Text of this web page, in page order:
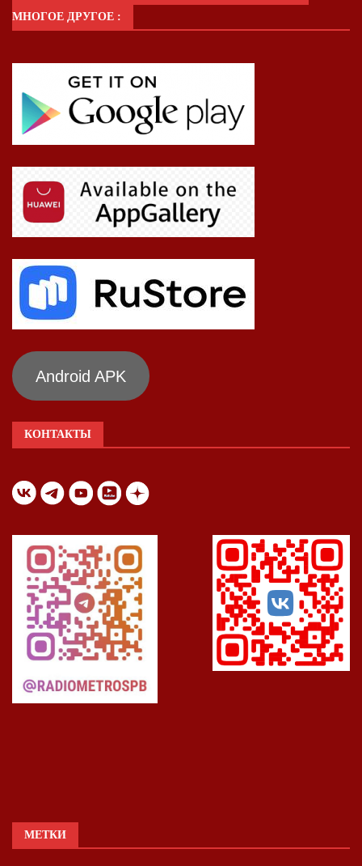
МНОГОЕ ДРУГОЕ :
Android APK
КОНТАКТЫ
МЕТКИ